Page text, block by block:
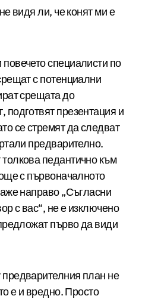
видя ли, че конят ми е
специалисти по
с потенциални
срещата до
подготвят презентация и
се стремят да следват
предварително.
педантично към
с първоначалното
направо „Съгласни
с вас“, не е изключено
първо да види
план не
е и вредно. Просто